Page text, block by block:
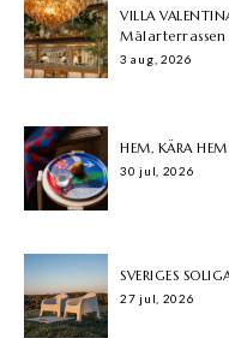
VILLA
Mälarterrassen
3 aug, 2026
HEM, KÄRA HEM
30 jul, 2026
SVERIGES
27 jul, 2026